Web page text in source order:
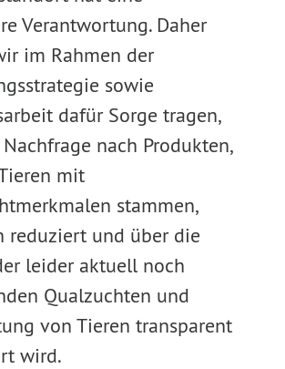
Verantwortung. Daher
im Rahmen der
sowie
dafür Sorge tragen,
nach Produkten,
mit
stammen,
reduziert und über die
leider aktuell noch
Qualzuchten und
von Tieren transparent
wird.